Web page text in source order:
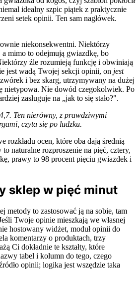
idealny szpic piątek z praktycznie
setek opinii. Ten sam nagłówek.
niekonsekwentni. Niektórzy
mimo to odejmują gwiazdkę, bo
źle rozumieją funkcję i obwiniają
jest wadą Twojej sekcji opinii, on jest
i bez skarg, utrzymywany na dużej
nietypowa. Nie dowód czegokolwiek. Po
zasługuje na „jak to się stało?".
Ten nierówny, z prawdziwymi
czyta się po ludzku.
sklep w pięć minut
metody to zastosować ją na sobie, tam
Twoje opinie mieszkają we własnej
hostowany widżet, moduł opinii do
komentarzy o produktach, trzy
Ci dokładnie te kształty, które
tabel i kolumn do tego, czego
opinii; logika jest wszędzie taka